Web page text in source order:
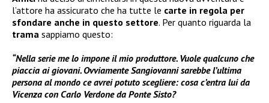
l’attore ha assicurato che ha tutte le carte in regola per
sfondare anche in questo settore. Per quanto riguarda la
trama sappiamo questo:
“Nella serie me lo impone il mio produttore. Vuole qualcuno che
piaccia ai giovani. Ovviamente Sangiovanni sarebbe l’ultima
persona al mondo ce avrei potuto scegliere: cosa c’entra lui da
Vicenza con Carlo Verdone da Ponte Sisto?